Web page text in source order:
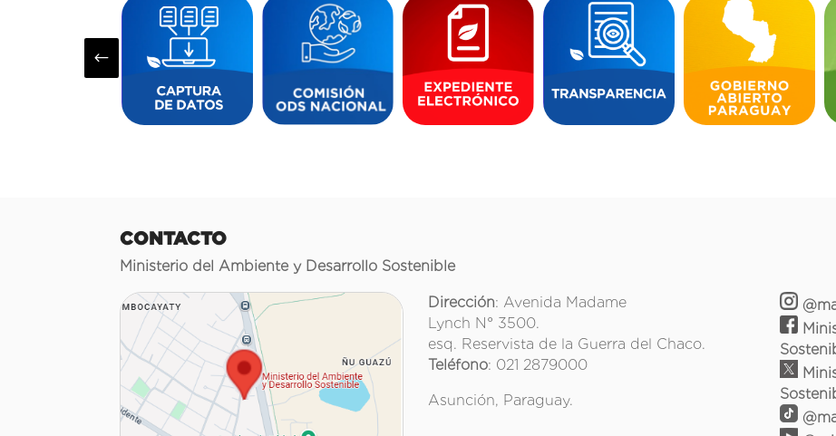
#
CONTACTO
Ministerio del Ambiente y Desarrollo Sostenible
Dirección: Avenida Madame
Lynch N° 3500.
esq. Reservista de la Guerra del Chaco.
Teléfono: 021 2879000
Asunción, Paraguay.